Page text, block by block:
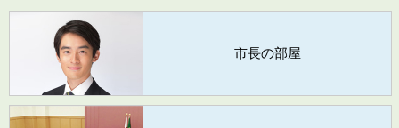
市長の部屋